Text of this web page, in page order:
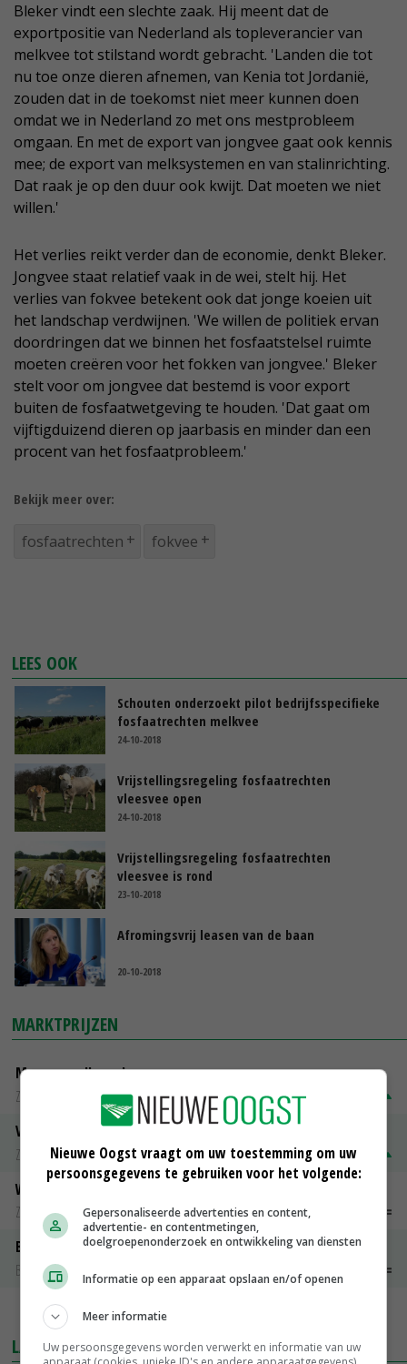
Bleker vindt een slechte zaak. Hij meent dat de
exportpositie van Nederland als topleverancier van
melkvee tot stilstand wordt gebracht. 'Landen die tot
nu toe onze dieren afnemen, van Kenia tot Jordanië,
zouden dat in de toekomst niet meer kunnen doen
omdat we in Nederland zo met ons mestprobleem
omgaan. En met de export van jongvee gaat ook kennis
mee; de export van melksystemen en van stalinrichting.
Dat raak je op den duur ook kwijt. Dat moeten we niet
willen.'
Het verlies reikt verder dan de economie, denkt Bleker.
Jongvee staat relatief vaak in de wei, stelt hij. Het
verlies van fokvee betekent ook dat jonge koeien uit
het landschap verdwijnen. 'We willen de politiek ervan
doordringen dat we binnen het fosfaatstelsel ruimte
moeten creëren voor het fokken van jongvee.' Bleker
stelt voor om jongvee dat bestemd is voor export
buiten de fosfaatwetgeving te houden. 'Dat gaat om
vijftigduizend dieren op jaarbasis en minder dan een
procent van het fosfaatprobleem.'
Bekijk meer over:
fosfaatrechten fokvee
LEES OOK
Schouten onderzoekt pilot bedrijfsspecifieke
fosfaatrechten melkvee
24-10-2018
Vrijstellingsregeling fosfaatrechten
vleesvee open
24-10-2018
Vrijstellingsregeling fosfaatrechten
vleesvee is rond
23-10-2018
Afromingsvrij leasen van de baan
20-10-2018
MARKTPRIJZEN
Magere melkpoeder
Zuivel weekprijzen
€ 269,00
Volle melkpoeder
Zuivel weekprijzen
€ 345,00 € 20,00
Weipoeder
Zuivel weekprijzen
€ 134,00
Boeren Gouda 12 kg
Boerenkaas
€ 6,05
MEER MARKTPRIJZEN
LAATSTE NIEUWS
Nieuwe Oogst vraagt om uw toestemming om uw
persoonsgegevens te gebruiken voor het volgende:
Gepersonaliseerde advertenties en content,
advertentie- en contentmetingen,
doelgroepenonderzoek en ontwikkeling van diensten
Informatie op een apparaat opslaan en/of openen
Meer informatie
Uw persoonsgegevens worden verwerkt en informatie van uw